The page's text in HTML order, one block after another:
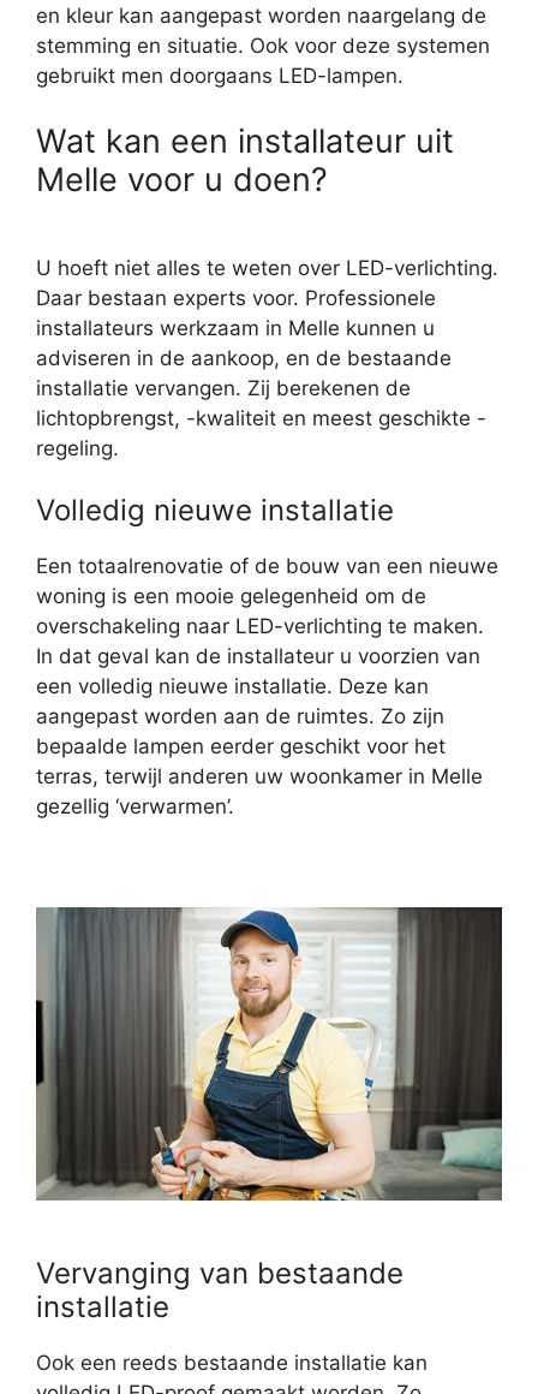
en kleur kan aangepast worden naargelang de
stemming en situatie. Ook voor deze systemen
gebruikt men doorgaans LED-lampen.
Wat kan een installateur uit
Melle voor u doen?
U hoeft niet alles te weten over LED-verlichting.
Daar bestaan experts voor. Professionele
installateurs werkzaam in Melle kunnen u
adviseren in de aankoop, en de bestaande
installatie vervangen. Zij berekenen de
lichtopbrengst, -kwaliteit en meest geschikte -
regeling.
Volledig nieuwe installatie
Een totaalrenovatie of de bouw van een nieuwe
woning is een mooie gelegenheid om de
overschakeling naar LED-verlichting te maken.
In dat geval kan de installateur u voorzien van
een volledig nieuwe installatie. Deze kan
aangepast worden aan de ruimtes. Zo zijn
bepaalde lampen eerder geschikt voor het
terras, terwijl anderen uw woonkamer in Melle
gezellig ‘verwarmen’.
Vervanging van bestaande
installatie
Ook een reeds bestaande installatie kan